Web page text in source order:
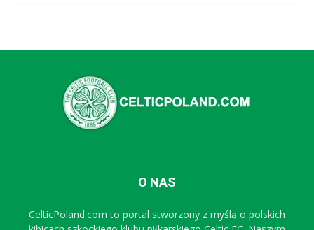
O NAS
CelticPoland.com to portal stworzony z myślą o polskich